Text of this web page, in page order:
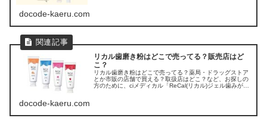
docode-kaeru.com
リカル歯磨き粉はどこで売ってる？販売店はど
こ？
リカル歯磨き粉はどこで売ってる？薬局・ドラッグストア
とか市販の店舗で買える？取扱店はどこ？など、お探しの
方のために、ciメディカル「ReCal(リカル)ジェル歯みが
docode-kaeru.com